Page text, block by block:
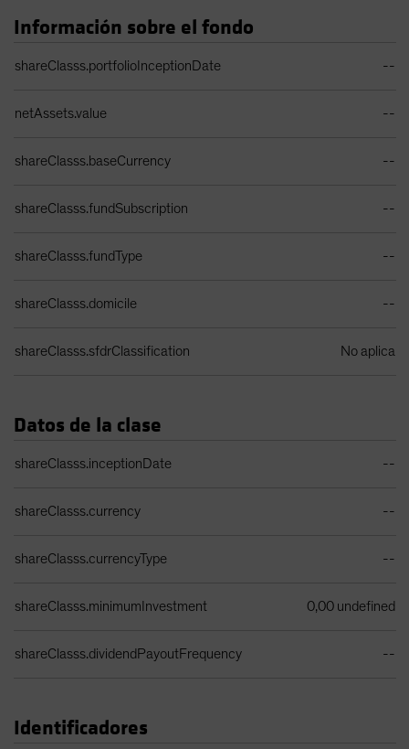
Información sobre el fondo
shareClasss.portfolioInceptionDate --
netAssets.value --
shareClasss.baseCurrency --
shareClasss.fundSubscription --
shareClasss.fundType --
shareClasss.domicile --
shareClasss.sfdrClassification No aplica
Datos de la clase
shareClasss.inceptionDate --
shareClasss.currency --
shareClasss.currencyType --
shareClasss.minimumInvestment 0,00 undefined
shareClasss.dividendPayoutFrequency --
Identificadores